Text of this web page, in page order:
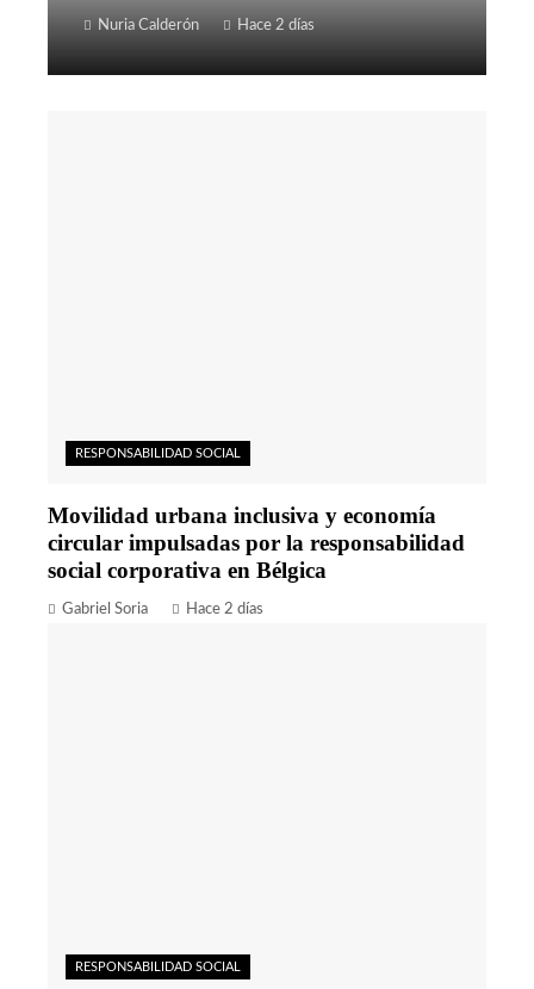
Nuria Calderón Hace 2 días
RESPONSABILIDAD SOCIAL
Movilidad urbana inclusiva y economía
circular impulsadas por la responsabilidad
social corporativa en Bélgica
Gabriel Soria Hace 2 días
RESPONSABILIDAD SOCIAL